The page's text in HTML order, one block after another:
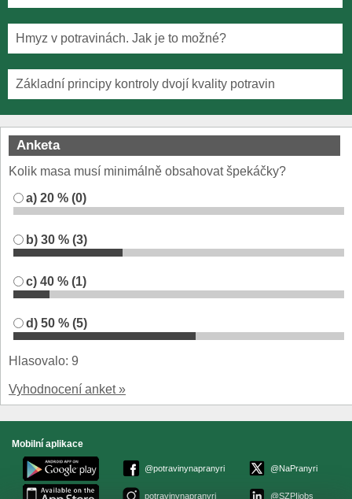
Hmyz v potravinách. Jak je to možné?
Základní principy kontroly dvojí kvality potravin
Anketa
Kolik masa musí minimálně obsahovat špekáčky?
a) 20 % (0)
b) 30 % (3)
c) 40 % (1)
d) 50 % (5)
Hlasovalo: 9
Vyhodnocení anket »
Mobilní aplikace
@potravinynapranyri
potravinynapranyri
@NaPranyri
@SZPIjobs